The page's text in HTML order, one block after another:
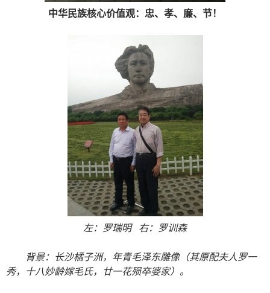
中华民族核心价值观：忠、孝、廉、节！
左：罗瑞明 右：罗训森
背景：长沙橘子洲，年青毛泽东雕像（其原配夫人罗一
秀，十八妙龄嫁毛氏，廿一花殒卒婆家）。